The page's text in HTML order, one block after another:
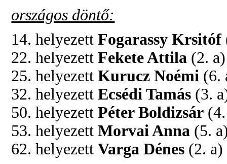
országos döntő:
14. helyezettFogarassy Krsitóf
22. helyezettFekete Attila (2. a)
25. helyezettKurucz Noémi (6.
32. helyezettEcsédi Tamás (3.
50. helyezettPéter Boldizsár
53. helyezettMorvai Anna (5.
62. helyezettVarga Dénes (2. a)